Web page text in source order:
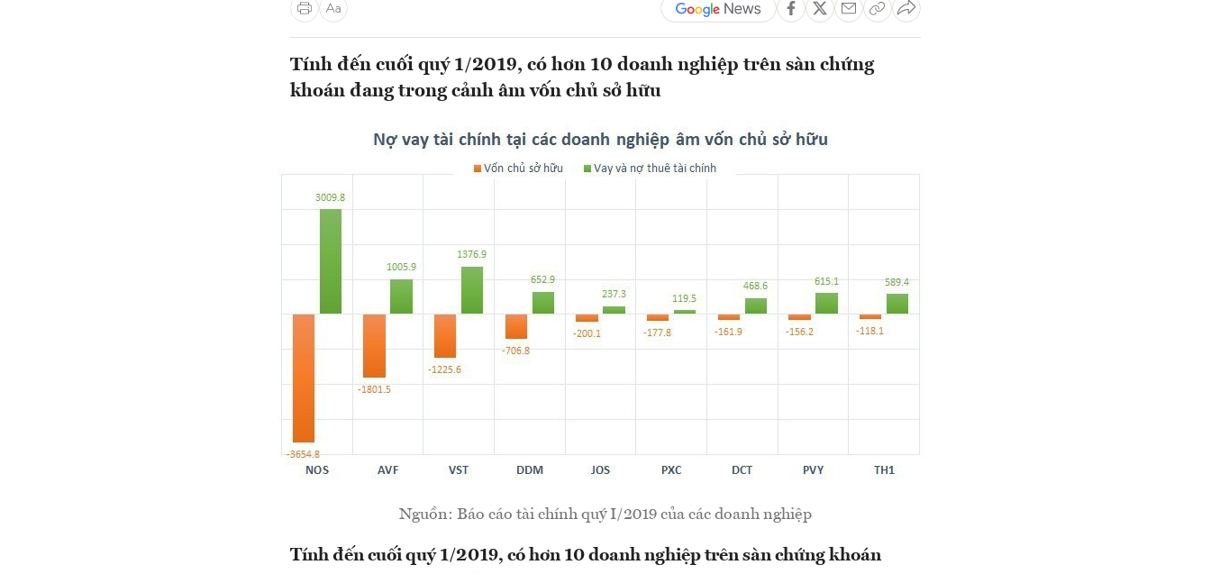
Tính đến cuối quý 1/2019, có hơn 10 doanh nghiệp trên sàn chứng
khoán đang trong cảnh âm vốn chủ sở hữu
Nguồn: Báo cáo tài chính quý I/2019 của các doanh nghiệp
Tính đến cuối quý 1/2019, có hơn 10 doanh nghiệp trên sàn chứng khoán